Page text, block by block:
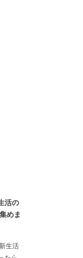
活の
めま
生活